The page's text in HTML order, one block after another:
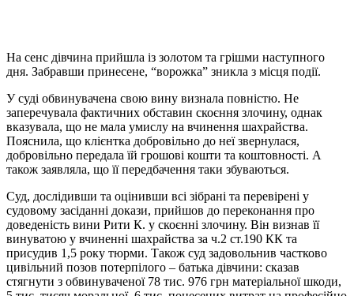
На сенс дівчина прийшла із золотом та грішми наступного
дня. Забравши принесене, “ворожка” зникла з місця події.
У суді обвинувачена свою вину визнала повністю. Не
заперечувала фактичних обставин скоєння злочину, однак
вказувала, що не мала умислу на вчинення шахрайства.
Пояснила, що клієнтка добровільно до неї звернулася,
добровільно передала їй грошові кошти та коштовності. А
також заявляла, що її передбачення таки збуваються.
Суд, дослідивши та оцінивши всі зібрані та перевірені у
судовому засіданні докази, прийшов до переконання про
доведеність вини Рити К. у скоєнні злочину. Він визнав її
винуватою у вчиненні шахрайства за ч.2 ст.190 КК та
присудив 1,5 року тюрми. Також суд задовольнив частково
цивільний позов потерпілого – батька дівчини: сказав
стягнути з обвинуваченої 78 тис. 976 грн матеріальної шкоди,